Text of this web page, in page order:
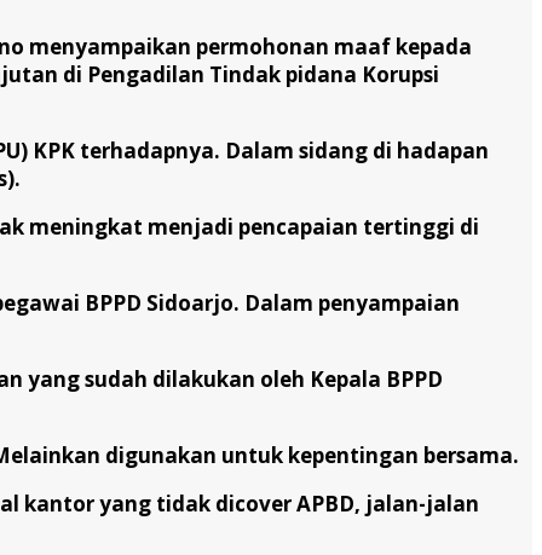
menyampaikan permohonan maaf kepada
di Pengadilan Tindak pidana Korupsi
KPK terhadapnya. Dalam sidang di hadapan
meningkat menjadi pencapaian tertinggi di
BPPD Sidoarjo. Dalam penyampaian
yang sudah dilakukan oleh Kepala BPPD
digunakan untuk kepentingan bersama.
kantor yang tidak dicover APBD, jalan-jalan